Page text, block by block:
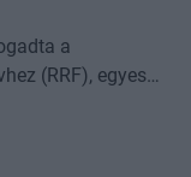
a
(RRF), egyes